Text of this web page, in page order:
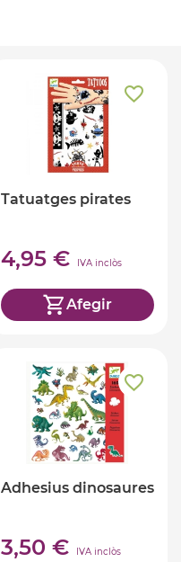
Tatuatges pirates
4,95 € IVA inclòs
Afegir
Adhesius dinosaures
3,50 € IVA inclòs